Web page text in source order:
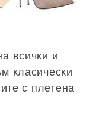
всички и
класически
с плетена